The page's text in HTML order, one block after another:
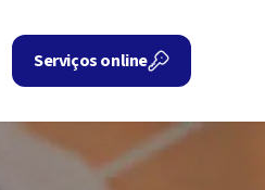
Serviços online